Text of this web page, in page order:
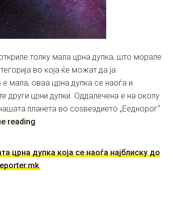
толку мала црна дупка, што морале
во која ќе можат да ја
мала, оваа црна дупка се наоѓа и
други црни дупки. Оддалечена е на околу
планета во соѕвездието „Ееднорог“
reading
црна дупка која се наоѓа најблиску до
.